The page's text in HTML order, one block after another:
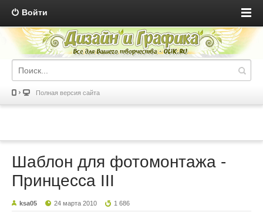
Войти
Полная версия сайта
Шаблон для фотомонтажа -
Принцесса III
ksa05 24 марта 2010 1 686